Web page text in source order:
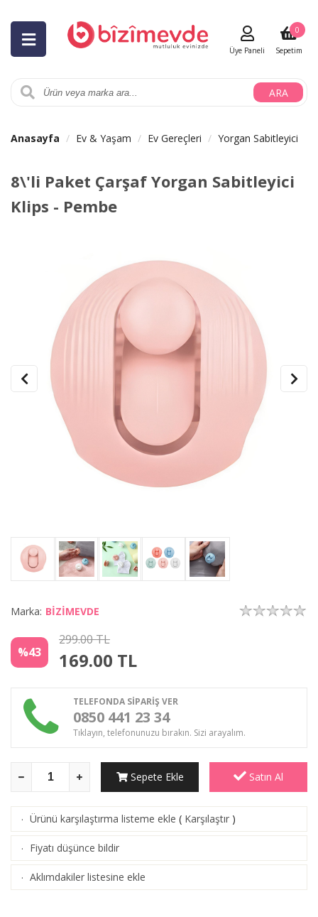
ARA
Üye Paneli Sepetim
0
Anasayfa Ev & Yaşam Ev Gereçleri Yorgan Sabitleyici
8\'li Paket Çarşaf Yorgan Sabitleyici
Klips - Pembe
Marka: BİZİMEVDE
%43
299.00 TL
169.00 TL
TELEFONDA SİPARİŞ VER
0850 441 23 34
Tıklayın, telefonunuzu bırakın. Sizi arayalım.
Sepete Ekle Satın Al
· Ürünü karşılaştırma listeme ekle ( Karşılaştır )
· Fiyatı düşünce bildir
· Aklımdakiler listesine ekle